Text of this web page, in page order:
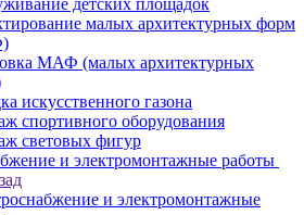
детских площадок
малых архитектурных форм
МАФ (малых архитектурных
искусственного газона
спортивного оборудования
световых фигур
и электромонтажные работы
и электромонтажные